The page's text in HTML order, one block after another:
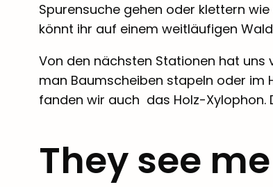
Spurensuche gehen oder klettern
könnt ihr auf einem weitläufigen
Von den nächsten Stationen hat uns
man Baumscheiben stapeln oder im
fanden wir auch das Holz-Xylophon.
They see